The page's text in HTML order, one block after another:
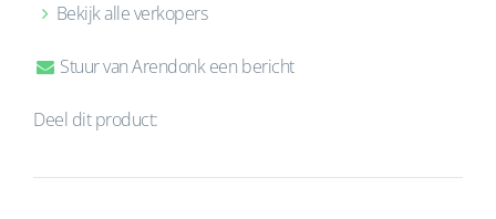
Bekijk alle verkopers
Stuur van Arendonk een bericht
Deel dit product: